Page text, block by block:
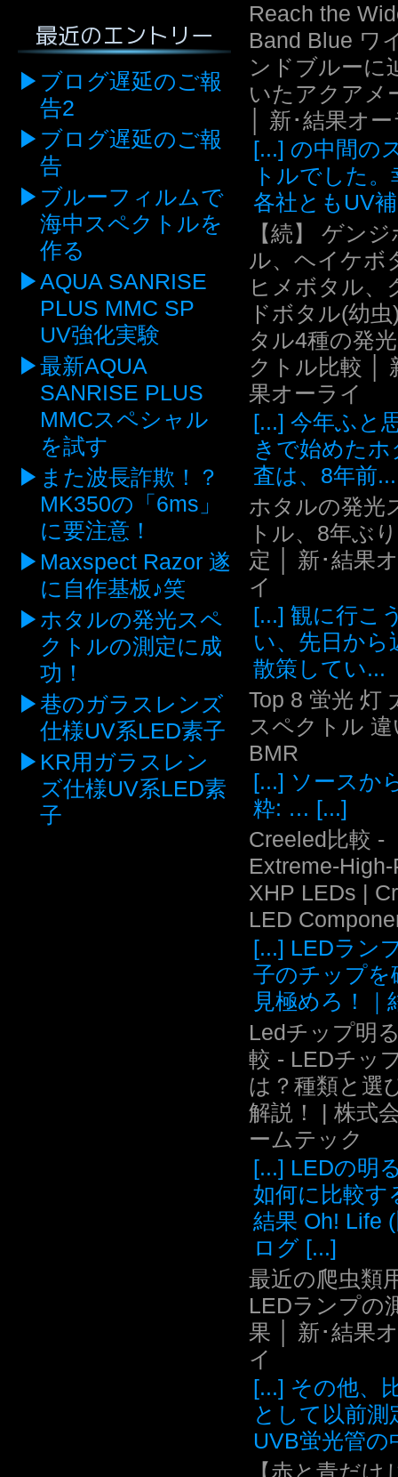
最近のエントリー
ブログ遅延のご報
告2
ブログ遅延のご報
告
ブルーフィルムで
海中スペクトルを
作る
AQUA SANRISE
PLUS MMC SP
UV強化実験
最新AQUA
SANRISE PLUS
MMCスペシャル
を試す
また波長詐欺！？
MK350の「6ms」
に要注意！
Maxspect Razor 遂
に自作基板♪笑
ホタルの発光スペ
クトルの測定に成
功！
巷のガラスレンズ
仕様UV系LED素子
KR用ガラスレン
ズ仕様UV系LED素
子
Reach the
Band Blue ワ
ンドブルーに
いたアクアメ
│ 新･結果オ
[...] の中間の
トルでした
各社ともUV
【続】 ゲン
ル、ヘイケボ
ヒメボタル、
ドボタル(幼
タル4種の発
クトル比較 │
果オーライ
[...] 今年ふと
きで始めたホ
査は、8年前...
ホタルの発光
トル、8年ぶ
定 │ 新･結果
イ
[...] 観に行こ
い、先日から
散策してい...
Top 8 蛍光 灯
スペクトル 違
BMR
[...] ソースか
粋: … [...]
Creeled比較 -
Extreme-
XHP LEDs |
LED
[...] LEDラン
子のチップを
見極めろ！｜
Ledチップ明
較 - LEDチッ
は？種類と選
解説！ | 株式
ームテック
[...] LEDの明
如何に比較す
結果 Oh! Life
ログ [...]
最近の爬虫類
LEDランプの
果 │ 新･結果
イ
[...] その他、
として以前測
UVB蛍光管の
【赤と青だけ